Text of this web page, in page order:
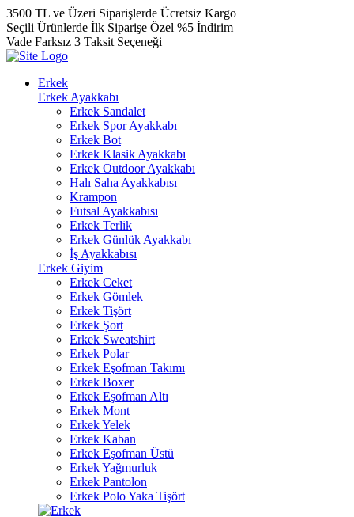
3500 TL ve Üzeri Siparişlerde Ücretsiz Kargo
Seçili Ürünlerde İlk Siparişe Özel %5 İndirim
Vade Farksız 3 Taksit Seçeneği
Erkek
Erkek Ayakkabı
Erkek Sandalet
Erkek Spor Ayakkabı
Erkek Bot
Erkek Klasik Ayakkabı
Erkek Outdoor Ayakkabı
Halı Saha Ayakkabısı
Krampon
Futsal Ayakkabısı
Erkek Terlik
Erkek Günlük Ayakkabı
İş Ayakkabısı
Erkek Giyim
Erkek Ceket
Erkek Gömlek
Erkek Tişört
Erkek Şort
Erkek Sweatshirt
Erkek Polar
Erkek Eşofman Takımı
Erkek Boxer
Erkek Eşofman Altı
Erkek Mont
Erkek Yelek
Erkek Kaban
Erkek Eşofman Üstü
Erkek Yağmurluk
Erkek Pantolon
Erkek Polo Yaka Tişört